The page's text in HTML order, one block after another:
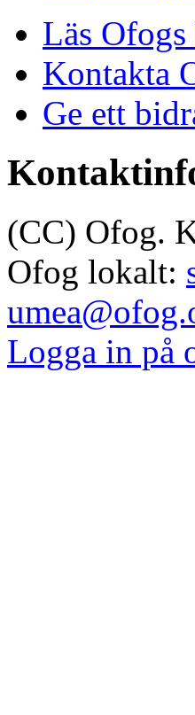
Läs
Kontakta
Ge ett
(CC) Ofog.
Ofog lokalt:
Logga in på